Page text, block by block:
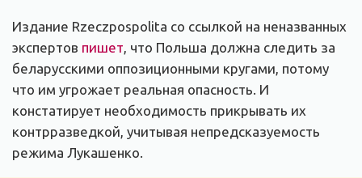
Издание Rzeczpospolita со ссылкой на неназванных
экспертов пишет, что Польша должна следить за
беларусскими оппозиционными кругами, потому
что им угрожает реальная опасность. И
констатирует необходимость прикрывать их
контрразведкой, учитывая непредсказуемость
режима Лукашенко.